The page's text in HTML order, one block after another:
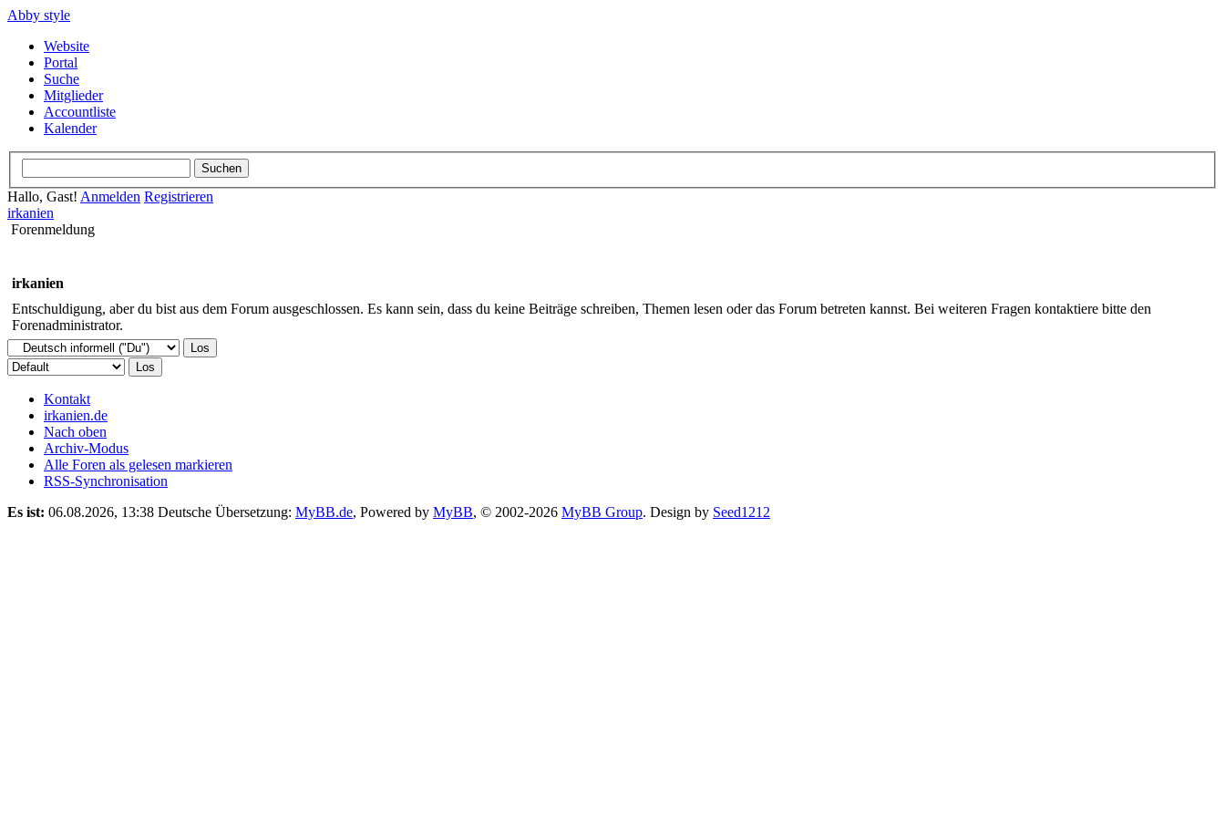
Abby style
Website
Portal
Suche
Mitglieder
Accountliste
Kalender
Hallo, Gast! Anmelden Registrieren
irkanien
Forenmeldung
irkanien
Entschuldigung, aber du bist aus dem Forum ausgeschlossen. Es kann sein, dass du keine Beiträge schreiben, Themen lesen oder das Forum betreten kannst. Bei weiteren Fragen kontaktiere bitte den
Forenadministrator.
Kontakt
irkanien.de
Nach oben
Archiv-Modus
Alle Foren als gelesen markieren
RSS-Synchronisation
Es ist: 06.08.2026, 13:38 Deutsche Übersetzung: MyBB.de, Powered by MyBB, © 2002-2026 MyBB Group. Design by Seed1212